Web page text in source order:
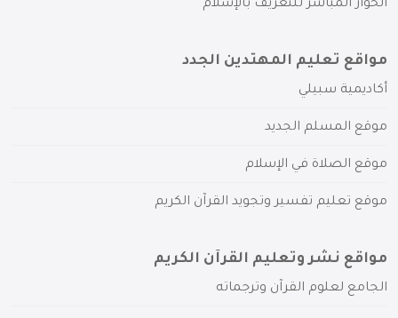
الحوار المباشر للتعريف بالإسلام
مواقع تعليم المهتدين الجدد
أكاديمية سبيلي
موقع المسلم الجديد
موقع الصلاة في الإسلام
موقع تعليم تفسير وتجويد القرآن الكريم
مواقع نشر وتعليم القرآن الكريم
الجامع لعلوم القرآن وترجماته